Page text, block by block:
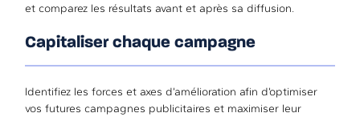
et comparez les résultats avant et après sa diffusion.
Capitaliser chaque campagne
Identifiez les forces et axes d’amélioration afin d’optimiser
vos futures campagnes publicitaires et maximiser leur